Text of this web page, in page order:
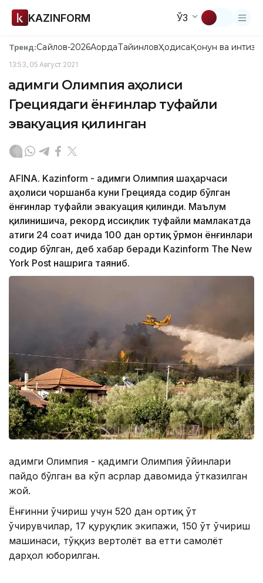
KAZINFORM ЎЗ
Тренд:Сайлов-2026АқордаТайинловҲодисаҚонун ва
13:53, 05 Август 2021
Қадимги Олимпия аҳолиси
Грециядаги ёнғинлар туфайли
эвакуация қилинган
AFINA. Kazinform - Қадимги Олимпия шаҳарчаси
аҳолиси чоршанба куни Грецияда содир бўлган
ёнғинлар туфайли эвакуация қилинди. Маълум
қилинишича, рекорд иссиқлик туфайли мамлакатда
атиги 24 соат ичида 100 дан ортиқ ўрмон ёнғинлари
содир бўлган, деб хабар беради Kazinform The New
York Post нашрига таяниб.
Қадимги Олимпия - қадимги Олимпия ўйинлари
пайдо бўлган ва кўп асрлар давомида ўтказилган
жой.
Ёнғинни ўчириш учун 520 дан ортиқ ўт
ўчирувчилар, 17 қуруқлик экипажи, 150 ўт ўчириш
машинаси, тўққиз вертолёт ва етти самолёт
дарҳол юборилган.